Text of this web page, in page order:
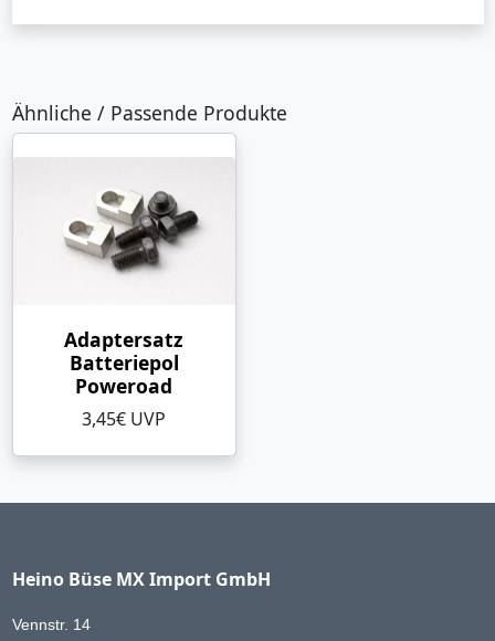
Ähnliche / Passende Produkte
Adaptersatz
Batteriepol
Poweroad
3,45€ UVP
Heino Büse MX Import GmbH
Vennstr. 14